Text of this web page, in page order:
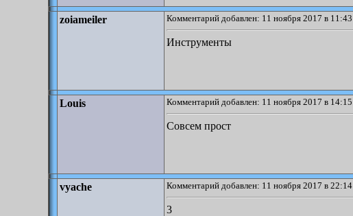
zoiameiler Комментарий добавлен: 11 ноября 2017 в 11:43
Инструменты
Louis Комментарий добавлен: 11 ноября 2017 в 14:15
Совсем прост
vyache Комментарий добавлен: 11 ноября 2017 в 22:14
3